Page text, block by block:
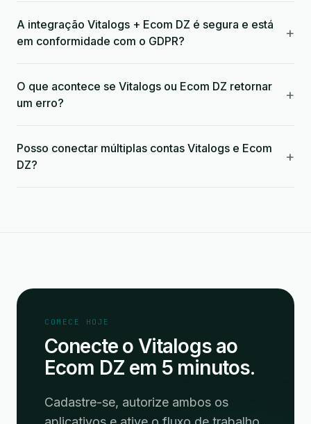
A integração Vitalogs + Ecom DZ é segura e está
em conformidade com o GDPR?
+
O que acontece se Vitalogs ou Ecom DZ retornar
um erro?
+
Posso conectar múltiplas contas Vitalogs e Ecom
DZ?
+
COMECE HOJE
Conecte o Vitalogs ao
Ecom DZ em 5 minutos.
Cadastre-se, autorize ambos os